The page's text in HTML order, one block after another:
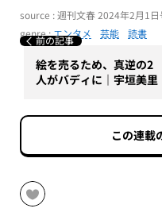
source : 週刊文春 2024年2月1日
genre :エンタメ 芸能 読書
前の記事
絵を売るため、真逆の2
人がバディに｜宇垣美里
この連載